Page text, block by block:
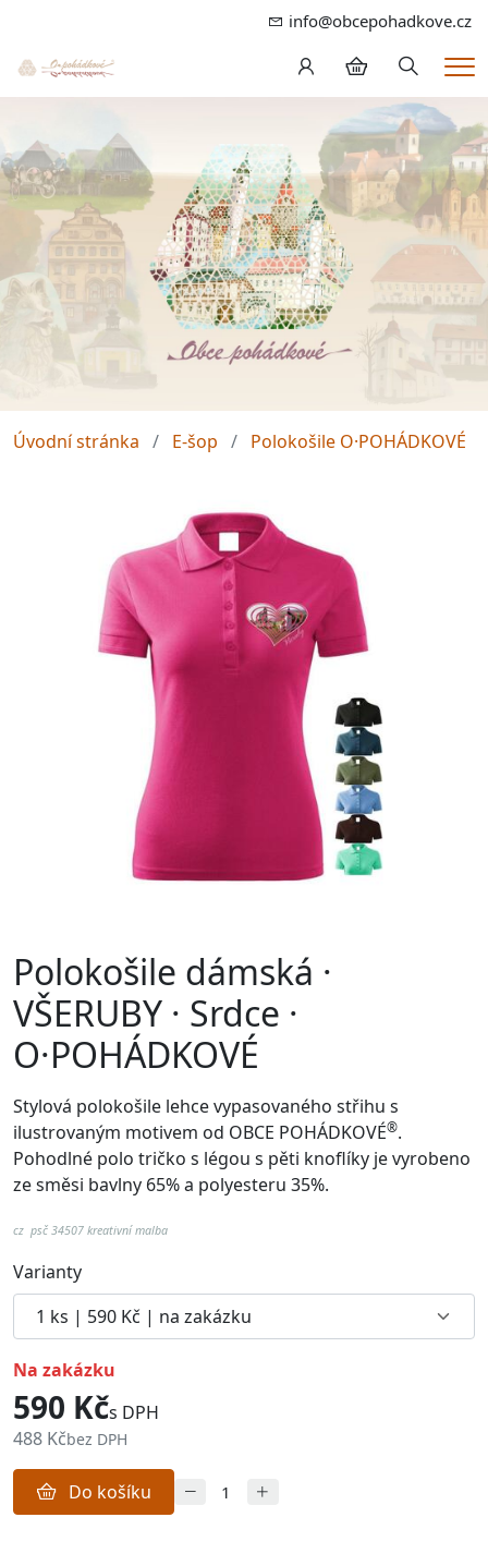
info@obcepohadkove.cz
Hledání
Úvodní stránka E-šop Polokošile O·POHÁDKOVÉ
Polokošile dámská ·
VŠERUBY · Srdce ·
O·POHÁDKOVÉ
Stylová polokošile lehce vypasovaného střihu s
ilustrovaným motivem od OBCE POHÁDKOVÉ®.
Pohodlné polo tričko s légou s pěti knoflíky je vyrobeno
ze směsi bavlny 65% a polyesteru 35%.
cz psč 34507 kreativní malba
Varianty
na zakázku
590 Kčs DPH
488 Kčbez DPH
Do košíku